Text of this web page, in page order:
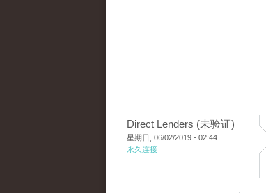
Direct Lenders (未验证)
星期日, 06/02/2019 - 02:44
永久连接